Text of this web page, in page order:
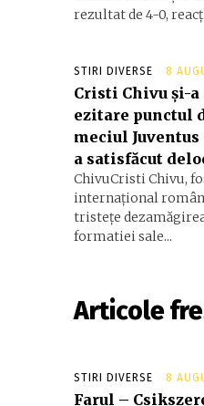
rezultat de 4-0,
STIRI DIVERSE 8
Cristi Chivu și-
ezitare punctul
meciul Juventus
a satisfăcut
ChivuCristi Chivu,
internațional
tristețe
formatiei sale...
Articole
STIRI DIVERSE 8
Farul –